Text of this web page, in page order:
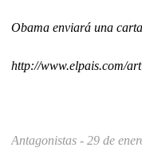
Obama enviará una
http://www.elpais.com/
Antagonistas - 29 de